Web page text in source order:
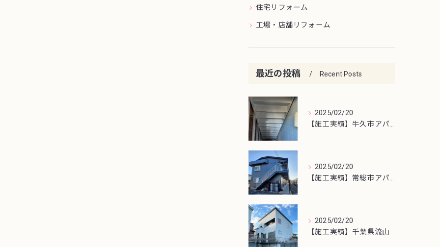
住宅リフォーム
工場・店舗リフォーム
最近の投稿 Recent Posts
2025/02/20
【施工実績】牛久市アパート鉄骨階段塗装
2025/02/20
【施工実績】常総市アパート屋根・外壁塗装工事
2025/02/20
【施工実績】千葉県流山市外壁塗装工事